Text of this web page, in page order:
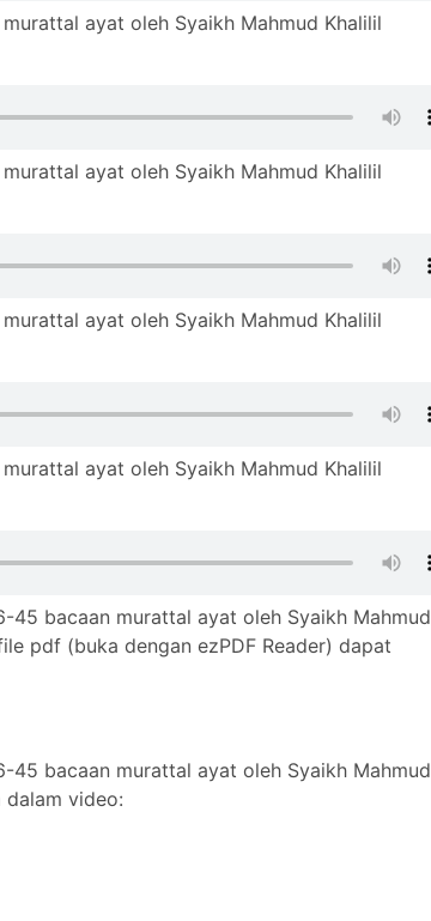
ayat oleh Syaikh Mahmud Khalilil
ayat oleh Syaikh Mahmud Khalilil
ayat oleh Syaikh Mahmud Khalilil
ayat oleh Syaikh Mahmud Khalilil
bacaan murattal ayat oleh Syaikh Mahmud
pdf (buka dengan ezPDF Reader) dapat
bacaan murattal ayat oleh Syaikh Mahmud
dalam video: